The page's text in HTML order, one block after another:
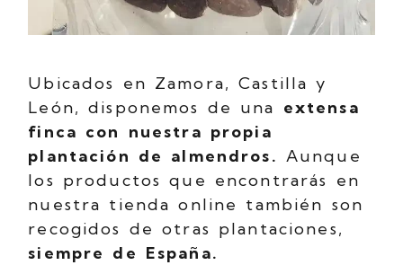
Ubicados en Zamora, Castilla y
León, disponemos de una extensa
finca con nuestra propia
plantación de almendros. Aunque
los productos que encontrarás en
nuestra tienda online también son
recogidos de otras plantaciones,
siempre de España.